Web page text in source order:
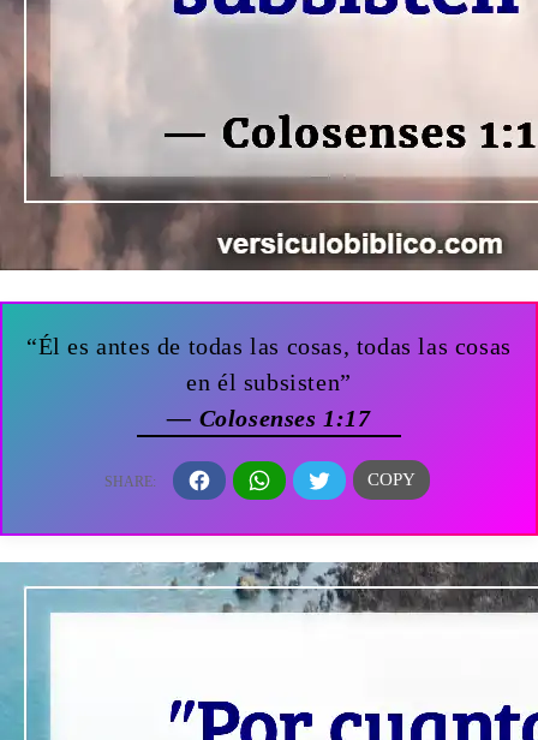
“Él es antes de todas las cosas, todas las cosas
en él subsisten”
— Colosenses 1:17